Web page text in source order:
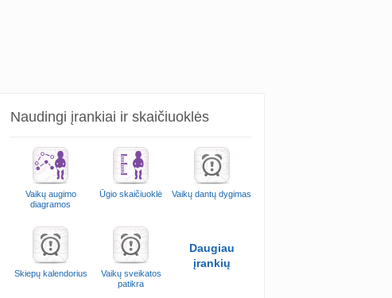
Naudingi įrankiai ir skaičiuoklės
Vaikų augimo
diagramos
Ūgio skaičiuoklė Vaikų dantų dygimas
Skiepų kalendorius
Vaikų sveikatos
patikra
Daugiau
įrankių